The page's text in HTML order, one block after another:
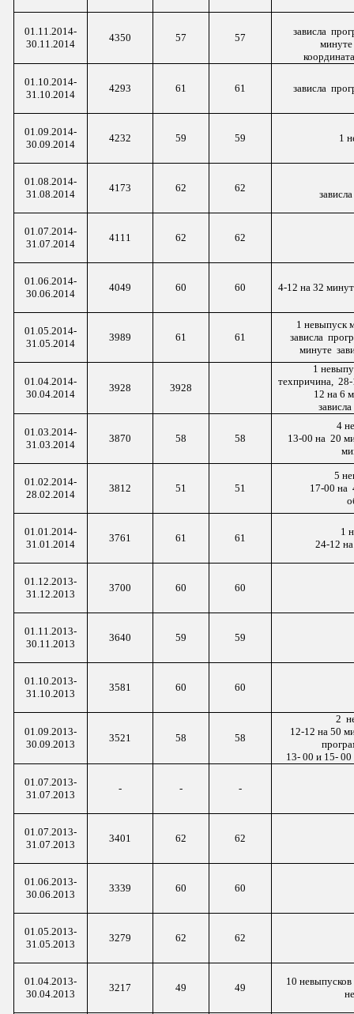
01.11.2014-
30.11.2014
4350 57 57
зависла
минуте
01.10.2014-
31.10.2014
4293 61 61 зависла
01.09.2014-
30.09.2014
4232 59 59 1
01.08.2014-
31.08.2014
4173 62 62
01.07.2014-
31.07.2014
4111 62 62
01.06.2014-
30.06.2014
4049 60 60 4-12 на 32
01.05.2014-
31.05.2014
3989 61 61
1 невыпуск
зависла
минуте
01.04.2014-
30.04.2014
3928 3928
1
техпричина , 28
12 на 6
01.03.2014-
31.03.2014
3870 58 58
4
13-00 на 20
01.02.2014-
28.02.2014
3812 51 51
5
17-00 на
01.01.2014-
31.01.2014
3761 61 61
1
24-12
01.12.2013-
31.12.2013
3700 60 60
01.11.2013-
30.11.2013
3640 59 59
01.10.2013-
31.10.2013
3581 60 60
01.09.2013-
30.09.2013
3521 58 58
2
12-12 на 50
13- 00 и 15- 00
01.07.2013-
31.07.2013
- - -
01.07.2013-
31.07.2013
3401 62 62
01.06.2013-
30.06.2013
3339 60 60
01.05.2013-
31.05.2013
3279 62 62
01.04.2013-
30.04.2013
3217 49 49
10